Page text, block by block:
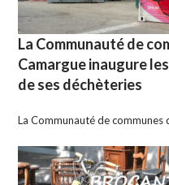
La Communauté de
Camargue inaugure
de ses déchèteries
La Communauté de